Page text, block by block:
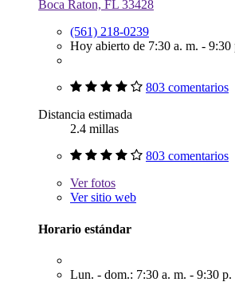
Boca Raton, FL 33428
(561) 218-0239
Hoy abierto de 7:30 a. m. - 9:30
803 comentarios
Distancia estimada
2.4 millas
803 comentarios
Verfotos
Ver sitio web
Horario estándar
Lun. - dom.: 7:30 a. m. - 9:30 p.